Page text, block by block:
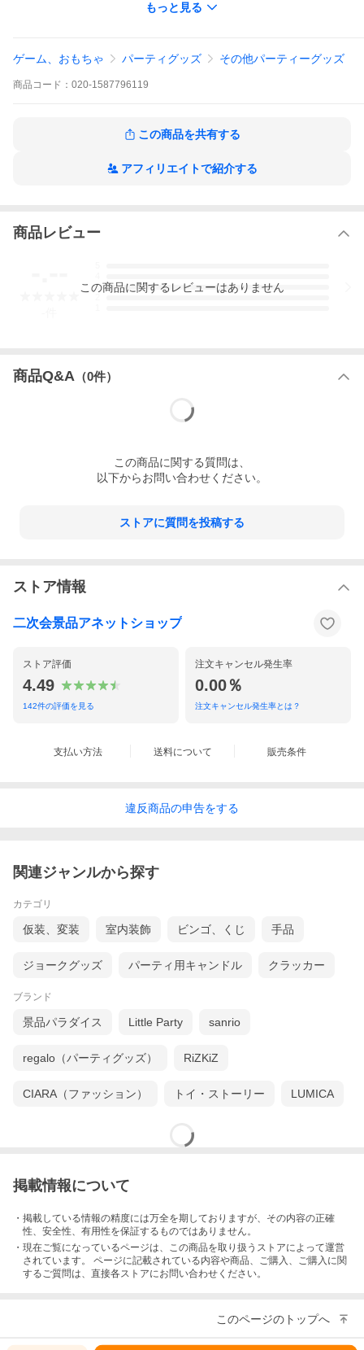
(2)電動歯ブラシ
ベージュ・ピンク・ブルーのいずれか
です。
2枚焼きダブルプレート！自宅で使う
本格ホットサンドメーカー。フッ素加
(4)鼻毛カッター
お出かけ前のワンポイントエチケット
(5)ピタッとシーラー
ゃいます♪
ガード付きで、大人も子供も安心して
(7)ステンレスフードポット
ん温かいお料理や冷たいお料理を携帯
(8)ワイヤレス充電器
便利な置くだけ充電。ブルーのライテ
(9)赤外線ヘリコプター
ー。もらったら遊んでみたいおもちゃ
お寿司がジャンっ！と飛び出す、下駄
型のお寿司型で1度に10貫作ることが
ラッピング・送料無料！
当店は複数店舗で在庫を共有しています。
常時調整をしておりますが、ご注文後に在庫切れが生じる事がご
もっと見る
ゲーム、おもちゃ パーティグッズ その他パーティーグッズ
商品 コード： 020-1587796119
この商品を共有する
アフィリエイトで紹介する
商品レビュー
3
この商品に関するレビューはありません
商品Q&A （0件）
この商品に関する質問は、
以下からお問い合わせください。
ストアに質問を投稿する
ストア情報
二次会景品アネットショップ
ストア評価
4.49
142件の評価を見る
注文キャンセル発生率
0.00％
注文キャンセル発生率とは？
支払い方法 送料について 販売条件
違反商品の申告をする
関連ジャンルから探す
カテゴリ
仮装、変装 室内装飾 ビンゴ、くじ 手品
ジョークグッズ パーティ用キャンドル クラッカー
ブランド
景品パラダイス Little Party sanrio
regalo（パーティグッズ） RiZKiZ
CIARA（ファッション） トイ・ストーリー LUMICA
掲載情報について
・掲載している情報の精度には万全を期しておりますが、その内容の正確
性、安全性、有用性を保証するものではありません。
・現在ご覧になっているページは、この商品を取り扱うストアによって運営
されています。 ページに記載されている内容や商品、ご購入 、ご購入に関
するご質問は、直接各ストアにお問い合わせください。
このページのトップへ